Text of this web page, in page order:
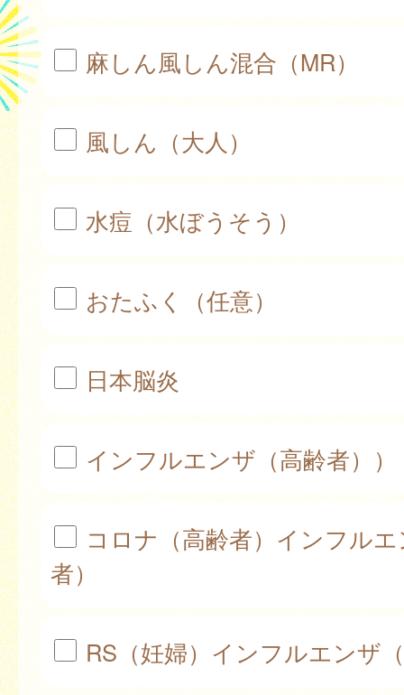
麻しん風しん混合（MR）
風しん（大人）
水痘（水ぼうそう）
おたふく（任意）
日本脳炎
インフルエンザ（高齢者））
コロナ（高齢者）インフル
者）
RS（妊婦）インフルエンザ